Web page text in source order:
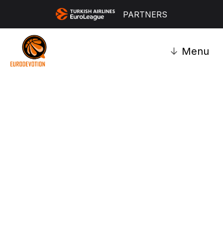
PARTNERS
↓ Menu